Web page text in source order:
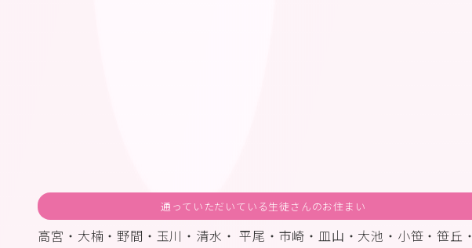
通っていただいている生徒さんのお住まい
高宮・大楠・野間・玉川・清水・ 平尾・市崎・皿山・大池・小笹・笹丘・